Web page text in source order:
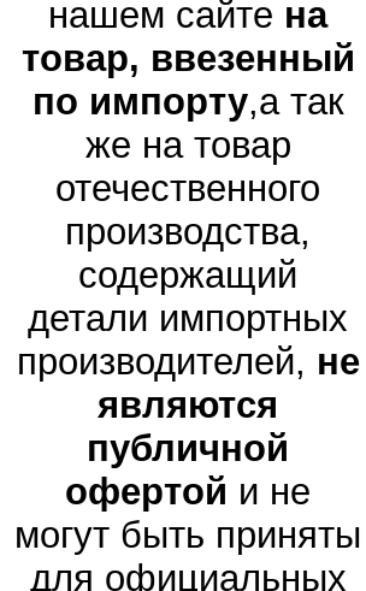
нашем сайте на
товар, ввезенный
по импорту,а так
же на товар
отечественного
производства,
содержащий
детали импортных
производителей, не
являются
публичной
офертой и не
могут быть приняты
для официальных